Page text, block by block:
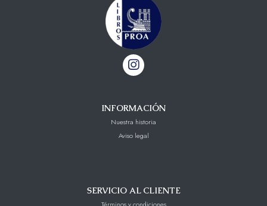
INFORMACIÓN
Nuestra historia
Aviso legal
SERVICIO AL CLIENTE
Términos y condiciones